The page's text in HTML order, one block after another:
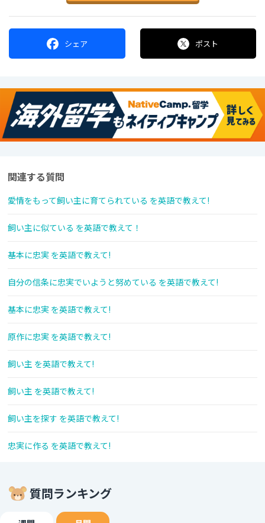
シェア ポスト
関連する質問
愛情をもって飼い主に育てられている を英語で教えて!
飼い主に似ている を英語で教えて！
基本に忠実 を英語で教えて!
自分の信条に忠実でいようと努めている を英語で教えて!
基本に忠実 を英語で教えて!
原作に忠実 を英語で教えて!
飼い主 を英語で教えて!
飼い主 を英語で教えて!
飼い主を探す を英語で教えて!
忠実に作る を英語で教えて!
質問ランキング